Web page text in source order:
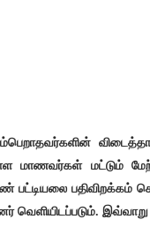
மாணவர்கள் மட்டும்
பட்டியலை
வெளியிடப்படும்.